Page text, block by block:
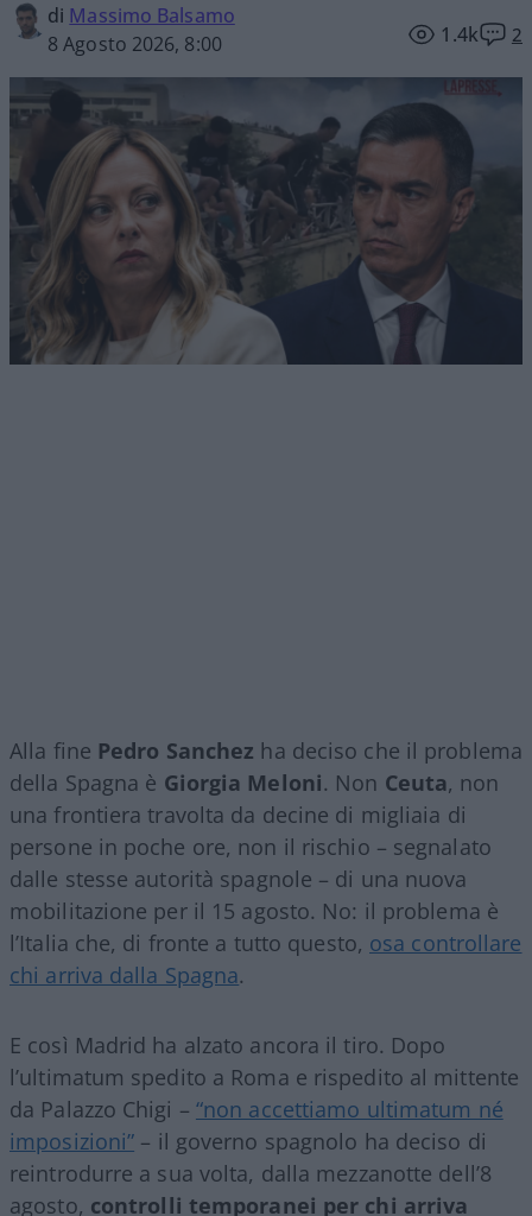
di Massimo Balsamo
8 Agosto 2026, 8:00
1.4k 2
Alla fine Pedro Sanchez ha deciso che il problema
della Spagna è Giorgia Meloni. Non Ceuta, non
una frontiera travolta da decine di migliaia di
persone in poche ore, non il rischio – segnalato
dalle stesse autorità spagnole – di una nuova
mobilitazione per il 15 agosto. No: il problema è
l’Italia che, di fronte a tutto questo, osa controllare
chi arriva dalla Spagna.
E così Madrid ha alzato ancora il tiro. Dopo
l’ultimatum spedito a Roma e rispedito al mittente
da Palazzo Chigi – “non accettiamo ultimatum né
imposizioni” – il governo spagnolo ha deciso di
reintrodurre a sua volta, dalla mezzanotte dell’8
agosto, controlli temporanei per chi arriva